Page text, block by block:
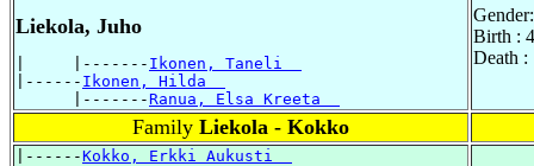
Liekola, Juho
|     |------- Ikonen, Taneli
|------ Ikonen, Hilda
      |-------
Ranua, Elsa Kreeta
Birth :
Death :
Family Liekola - Kokko
|------Kokko, Erkki Aukusti